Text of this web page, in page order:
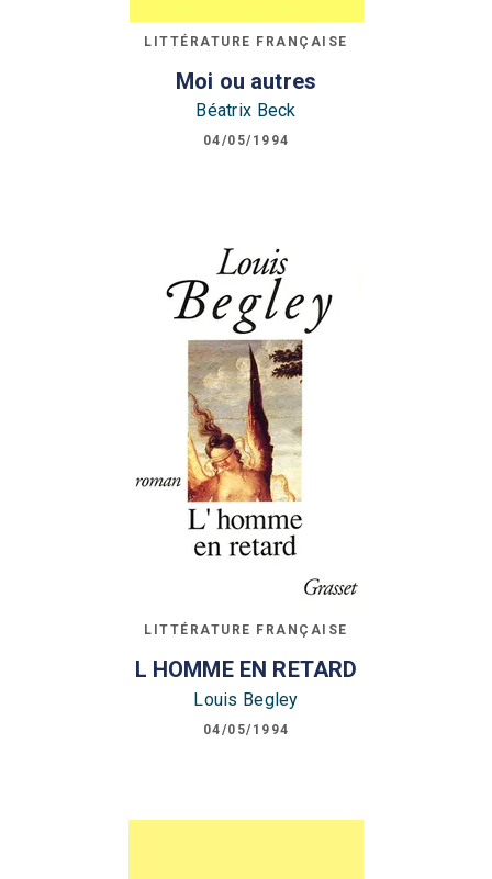
LITTÉRATURE FRANÇAISE
Moi ou autres
Béatrix Beck
04/05/1994
LITTÉRATURE FRANÇAISE
L HOMME EN RETARD
Louis Begley
04/05/1994